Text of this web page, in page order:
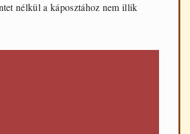
nélkül a káposztához nem illik